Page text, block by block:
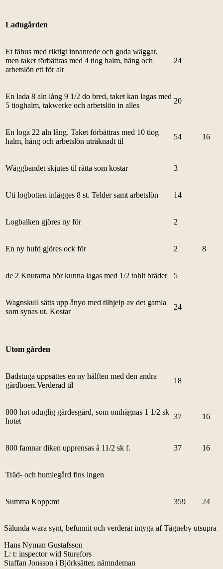
Ladugården
Et fähus med riktigt innanrede och goda wäggar,
men taket förbättras med 4 tiog halm, häng och
arbetslön ett för alt
24
En lada 8 aln lång 9 1/2 do bred, taket kan lagas med
5 tioghalm, takwerke och arbetslön in alles
20
En loga 22 aln lång. Taket förbättras med 10 tiog
halm, hång och arbetslön uträknadt til
54 16
Wäggbandet skjutes til rätta som kostar 3
Uti logbotten inlägges 8 st. Telder samt arbetslön 14
Logbalken gjöres ny för 2
En ny hufd gjöres ock för 2 8
de 2 Knutarna bör kunna lagas med 1/2 tohlt bräder 5
Wagnskull sätts upp ånyo med tilhjelp av det gamla
som synas ut. Kostar
24
Utom gården
Badstuga uppsättes en ny hälften med den andra
gårdboen.Verderad til
18
800 hot oduglig gärdesgård, som omhägnas 1 1/2 sk
hotet
37 16
800 famnar diken upprensas å 11/2 sk f. 37 16
Träd- och humlegård fins ingen
Summa Kopp:mt 359 24
Sålunda wara synt, befunnit och verderat intyga af Tägneby utsupra
Hans Nyman Gustafsson
L: t: inspector wid Sturefors
Staffan Jonsson i Björksätter, nämndeman